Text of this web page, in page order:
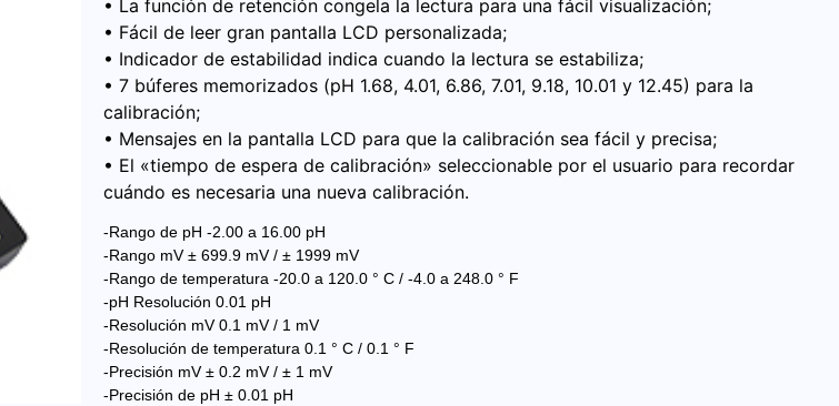
• La función de retención congela la lectura para una fácil visualización;
• Fácil de leer gran pantalla LCD personalizada;
• Indicador de estabilidad indica cuando la lectura se estabiliza;
• 7 búferes memorizados (pH 1.68, 4.01, 6.86, 7.01, 9.18, 10.01 y 12.45) para la
calibración;
• Mensajes en la pantalla LCD para que la calibración sea fácil y precisa;
• El «tiempo de espera de calibración» seleccionable por el usuario para recordar
cuándo es necesaria una nueva calibración.
-Rango de pH -2.00 a 16.00 pH
-Rango mV ± 699.9 mV / ± 1999 mV
-Rango de temperatura -20.0 a 120.0 ° C / -4.0 a 248.0 ° F
-pH Resolución 0.01 pH
-Resolución mV 0.1 mV / 1 mV
-Resolución de temperatura 0.1 ° C / 0.1 ° F
-Precisión mV ± 0.2 mV / ± 1 mV
-Precisión de pH ± 0.01 pH